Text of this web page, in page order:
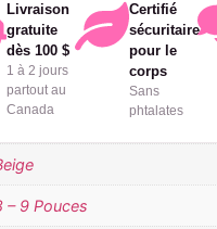
Livraison
gratuite
dès 100 $
1 à 2 jours
partout au
Canada
Certifié
sécuritaire
pour le
corps
Sans
phtalates
– 9 Pouces